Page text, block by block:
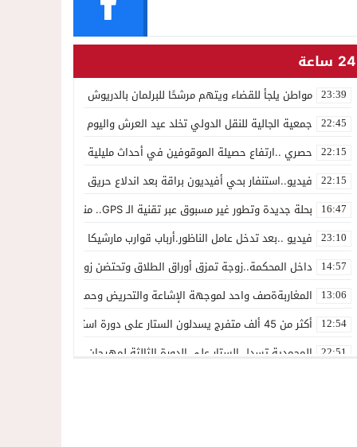
24 ساعة
23:39 مواطن يلجأ للقضاء ويتهم مرشحًا للبرلمان بالدريوش بالاستيلاء على 22 مليون سنتيم
22:45 جمعية الجالية للنقل الدولي تخلد عيد العرش واليوم الوطني للمهاجر
22:15 حصري ..ارتفاع حصيلة الموقوفين في أحداث مليلية إلى 82 شخصًا وتحقيقات تقود إلى متابعات جنائية ثقيلة
22:15 فيديو..استنفار بحي أفيديون براقة بعد اندلاع حريق داخل ضيعة فلاحية
16:47 بحلة جديدة وتطور غير مسبوق عبر تقنية الـ GPS.. منصة “مرحباناظور” تعزز مكانتها كوجهة أولى لسكان إقليمي الناظور والدريوش
23:10 فيديو ..بعد تدخل عامل الناظور.أرباب قوارب مارشيكا يعلقون احتجاجهم
14:57 داخل المحكمة..زوجة تمزق أوراق الطلاق وتحتضن زوجها في لحظة
13:06 المغاربةةصف واحد لموجهة الإشاعة والتحريض وحملات التضليل
12:54 أكثر من 45 ألف متفرج يسدلون الستار على دورة استثنائية للمهرجان المتوسطي بالناظور
22:51 المحمدية تسدل الستار على الدورة الثالثة لمهرجان العيطة المرساوية